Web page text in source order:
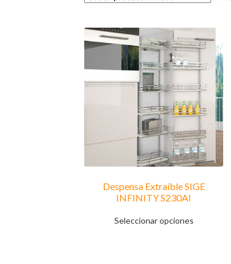
Despensa Extraíble SIGE
INFINITY S230AI
Seleccionar opciones